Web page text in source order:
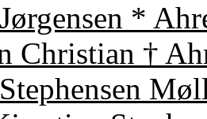
*
Christian †